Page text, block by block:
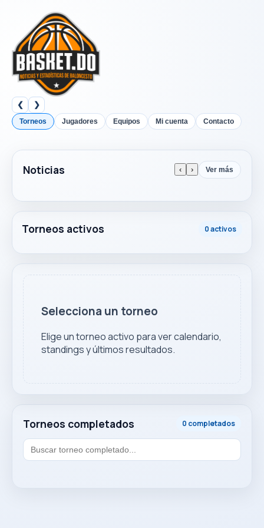
❮ ❯
Torneos Jugadores Equipos Mi cuenta Contacto
Noticias ‹ › Ver más
Torneos activos 0 activos
Torneos completados 0 completados
Selecciona un torneo
Elige un torneo activo para ver calendario,
standings y últimos resultados.